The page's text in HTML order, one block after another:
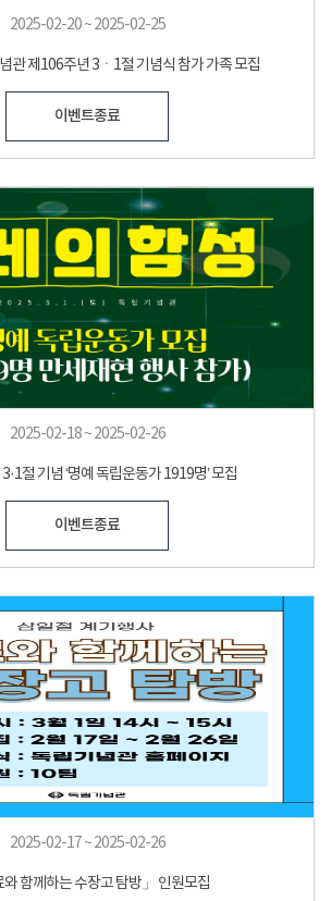
2025-02-20 ~ 2025-02-25
관 제106주년 3ㆍ1절 기념식 참가 가족 모집
이벤트종료
2025-02-18 ~ 2025-02-26
절 기념 ‘명예 독립운동가 1919명’ 모집
이벤트종료
2025-02-17 ~ 2025-02-26
와 함께하는 수장고 탐방」 인원모집